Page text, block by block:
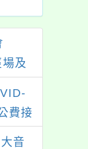
及
費接
音